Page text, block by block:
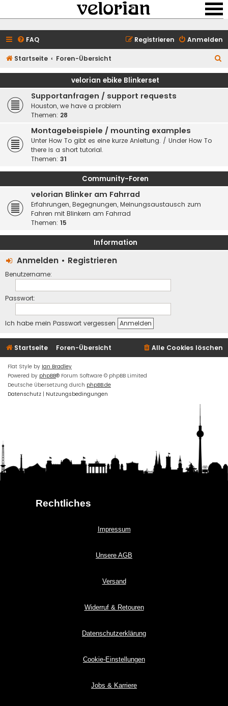
FAQ Anmelden
Registrieren
Startseite Foren-Übersicht
u
velorian ebike Blinkerset
Supportanfragen / support requests
Houston, we have a problem
Themen: 28
Montagebeispiele / mounting examples
Unter How To gibt es eine kurze Anleitung. / Under How To
there is a short tutorial.
Themen: 31
Community-Foren
velorian Blinker am Fahrrad
Erfahrungen, Begegnungen, Meinungsaustausch zum
Fahren mit Blinkern am Fahrrad
Themen: 15
Information
Anmelden • Registrieren
Benutzername:
Passwort:
Ich habe mein Passwort vergessen
Startseite Foren-Übersicht Alle Cookies löschen
Flat Style by Ian Bradley
Powered by phpBB® Forum Software © phpBB Limited
Deutsche Übersetzung durch phpBB.de
Datenschutz | Nutzungsbedingungen
Rechtliches
Impressum
Unsere AGB
Versand
Widerruf & Retouren
Datenschutzerklärung
Cookie-Einstellungen
Jobs & Karriere